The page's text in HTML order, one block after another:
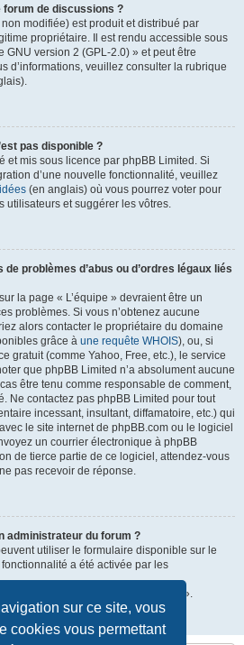
sur ce site, vous
cookies vous permettant
forum de discussions ?
modifiée) est produit et distribué par
propriétaire. Il est rendu accessible sous
GNU version 2 (GPL-2.0) » et peut être
d’informations, veuillez consulter la rubrique
pas disponible ?
et mis sous licence par phpBB Limited. Si
d’une nouvelle fonctionnalité, veuillez
(en anglais) où vous pourrez voter pour
utilisateurs et suggérer les vôtres.
problèmes d’abus ou d’ordres légaux liés
la page « L’équipe » devraient être un
problèmes. Si vous n’obtenez aucune
alors contacter le propriétaire du domaine
grâce à une requête WHOIS), ou, si
gratuit (comme Yahoo, Free, etc.), le service
que phpBB Limited n’a absolument aucune
être tenu comme responsable de comment,
Ne contactez pas phpBB Limited pour tout
incessant, insultant, diffamatoire, etc.) qui
le site internet de phpBB.com ou le logiciel
un courrier électronique à phpBB
de tierce partie de ce logiciel, attendez-vous
pas recevoir de réponse.
administrateur du forum ?
utiliser le formulaire disponible sur le
a été activée par les
également utiliser le lien « L’équipe ».